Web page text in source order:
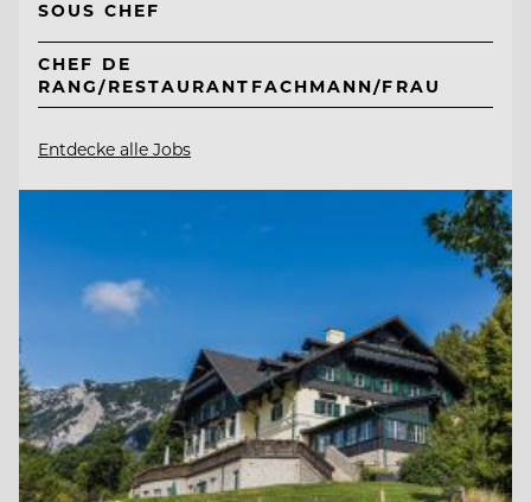
SOUS CHEF
CHEF DE
RANG/RESTAURANTFACHMANN/FRAU
Entdecke alle Jobs